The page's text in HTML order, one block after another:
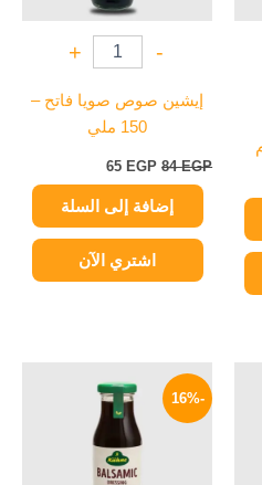
-
+
إيشين صوص صويا فاتح –
150 ملي
84EGP
65 EGP
إضافة إلى السلة
اشتري الآن
-16%
الأصلي
هو:
250 EGP.